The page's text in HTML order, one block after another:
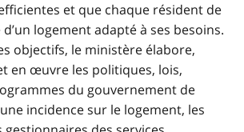
et que chaque résident de
logement adapté à ses besoins.
objectifs, le ministère élabore,
en œuvre les politiques, lois,
du gouvernement de
incidence sur le logement, les